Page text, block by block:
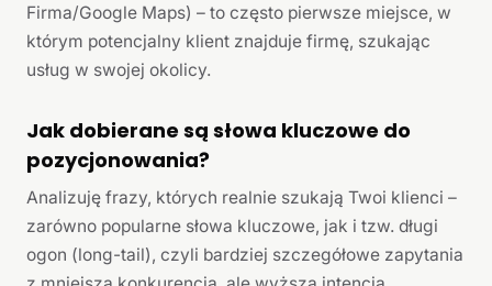
Firma/Google Maps) – to często pierwsze miejsce, w
którym potencjalny klient znajduje firmę, szukając
usług w swojej okolicy.
Jak dobierane są słowa kluczowe do
pozycjonowania?
Analizuję frazy, których realnie szukają Twoi klienci –
zarówno popularne słowa kluczowe, jak i tzw. długi
ogon (long-tail), czyli bardziej szczegółowe zapytania